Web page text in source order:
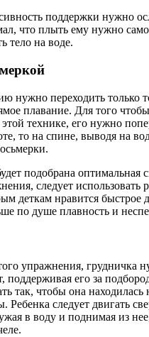
поддержки нужно
что плыть ему нужно
тело на воде.
нужно переходить только
плавание. Для того
этой технике, его нужно
то на спине, выводя на
подобрана оптимальная
следует использовать
деткам нравится быстрое
по душе плавность и
упражнения, грудничка
поддерживая его за
так, чтобы она находилась
Ребенка следует двигать
в воду и поднимая из